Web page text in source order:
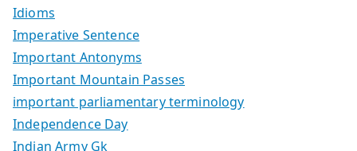
Idioms
Imperative Sentence
Important Antonyms
Important Mountain Passes
important parliamentary terminology
Independence Day
Indian Army Gk